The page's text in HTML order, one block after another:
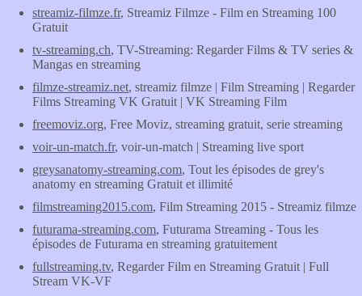
streamiz-filmze.fr, Streamiz Filmze - Film en Streaming 100
Gratuit
tv-streaming.ch, TV-Streaming: Regarder Films & TV series &
Mangas en streaming
filmze-streamiz.net, streamiz filmze | Film Streaming | Regarder
Films Streaming VK Gratuit | VK Streaming Film
freemoviz.org, Free Moviz, streaming gratuit, serie streaming
voir-un-match.fr, voir-un-match | Streaming live sport
greysanatomy-streaming.com, Tout les épisodes de grey's
anatomy en streaming Gratuit et illimité
filmstreaming2015.com, Film Streaming 2015 - Streamiz filmze
futurama-streaming.com, Futurama Streaming - Tous les
épisodes de Futurama en streaming gratuitement
fullstreaming.tv, Regarder Film en Streaming Gratuit | Full
Stream VK-VF